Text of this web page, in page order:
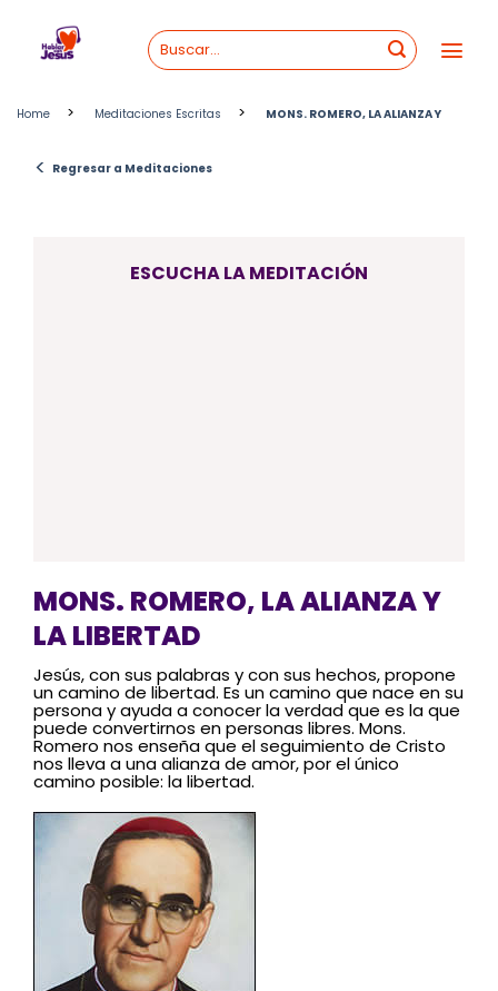
content
Home > Meditaciones Escritas > MONS. ROMERO, LA ALIANZA Y
< Regresar a Meditaciones
ESCUCHA LA MEDITACIÓN
MONS. ROMERO, LA ALIANZA Y
LA LIBERTAD
Jesús, con sus palabras y con sus hechos, propone
un camino de libertad. Es un camino que nace en su
persona y ayuda a conocer la verdad que es la que
puede convertirnos en personas libres. Mons.
Romero nos enseña que el seguimiento de Cristo
nos lleva a una alianza de amor, por el único
camino posible: la libertad.